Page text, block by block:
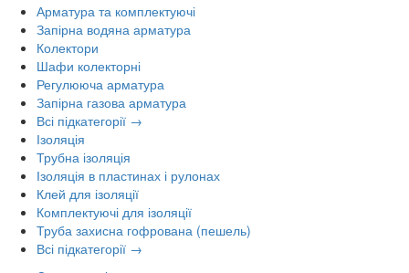
Арматура та комплектуючі
Запірна водяна арматура
Колектори
Шафи колекторні
Регулююча арматура
Запірна газова арматура
Всі підкатегорії →
Ізоляція
Трубна ізоляція
Ізоляція в пластинах і рулонах
Клей для ізоляції
Комплектуючі для ізоляції
Труба захисна гофрована (пешель)
Всі підкатегорії →